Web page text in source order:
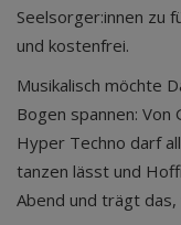
Seelsorger:innen zu
und kostenfrei.
Musikalisch möchte
Bogen spannen:
Hyper Techno darf
tanzen lässt und
Abend und trägt das,